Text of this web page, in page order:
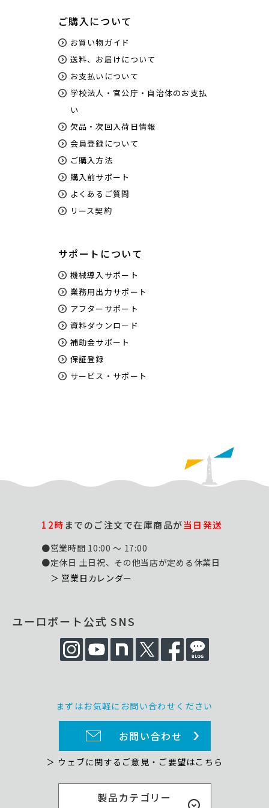
ご購入について
お買い物ガイド
送料、お届けについて
お支払いについて
学校法人・官公庁・自治体のお支払
い
欠品・次回入荷日情報
会員登録について
ご購入方法
購入前サポート
よくあるご質問
リース契約
サポートについて
機械導入サポート
業務用出力サポート
アフターサポート
資料ダウンロード
補助金サポート
保証登録
サービス・サポート
製品カテゴリー
12時までのご注文で在庫商品が当日発送
●営業時間 10:00 ～ 17:00
●定休日 土日祝、その他当店が定める休業日
＞ 営業日カレンダー
ユーロポート公式 SNS
まずはお気軽にお問い合わせください
お問い合わせ
＞ ウェブに関するご意見・ご要望はこちら